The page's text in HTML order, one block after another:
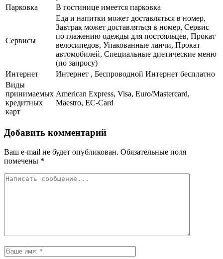
Парковка
В гостинице имеется парковка
Сервисы
Еда и напитки может доставляться в номер,
Завтрак может доставляться в номер, Сервис
по глажению одежды для постояльцев, Прокат
велосипедов, Упакованные ланчи, Прокат
автомобилей, Специальные диетические меню
(по запросу)
Интернет
Интернет , Беспроводной Интернет бесплатно
Виды
принимаемых
кредитных
карт
American Express, Visa, Euro/Mastercard,
Maestro, EC-Card
Добавить комментарий
Ваш e-mail не будет опубликован. Обязательные поля
помечены *